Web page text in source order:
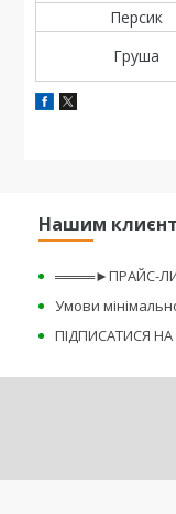
Персик
Груша
Нашим
════►ПРАЙС-
Умови
ПІДПИСАТИСЯ